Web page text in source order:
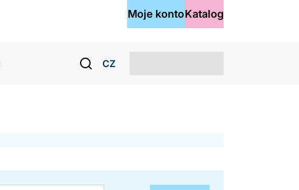
Moje kontoKatalog
CZ